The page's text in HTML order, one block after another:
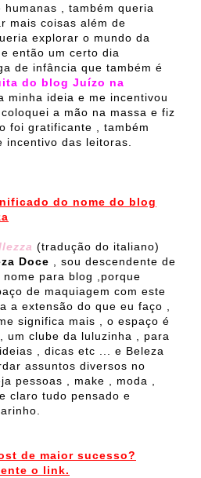
, também queria
mais coisas além de
explorar o mundo da
então um certo dia
de infância que também é
do blog Juízo na
minha ideia e me incentivou
a mão na massa e fiz
foi gratificante , também
incentivo das leitoras.
do nome do blog
(tradução do italiano)
Doce , sou descendente de
para blog ,porque
de maquiagem com este
a extensão do que eu faço ,
significa mais , o espaço é
um clube da luluzinha , para
, dicas etc ... e Beleza
assuntos diversos no
pessoas , make , moda ,
claro tudo pensado e
de maior sucesso?
o link.